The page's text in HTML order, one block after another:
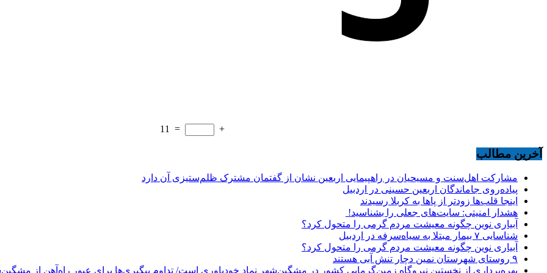
+
=
11
آخرین مطالب
مشارکت اهل‌سنت و مسیحیان در راهپیمایی اربعین نشان از گفتمان مشترک ظلم‌ستیزی آن دارد
پیاده‌روی جاماندگان اربعین حسینی در اردبیل
اینجا قلب‌ها زودتر از پاها به کربلا رسیدند
هشدار امنیتی: سایت‌های جعلی را بشناسید!
آبیاری نوین چگونه معیشت مردم گرمی را متحول کرد؟
شناسایی ۷ بیمار مبتلا به سیاه‌سرفه در اردبیل
آبیاری نوین چگونه معیشت مردم گرمی را متحول کرد؟
۹ روستای شهرستان نمین دچار تنش آبی هستند
بهره‌برداری از نخستین نیروگاه زمین‌گرمایی کشور در مشگین‌شهر نماد خودباوری است/ تداوم پیگیری‌ها برای عبور راه‌آهن از